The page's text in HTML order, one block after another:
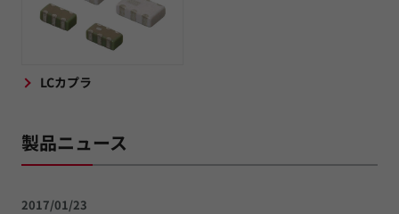
LCカプラ
製品ニュース
2017/01/23